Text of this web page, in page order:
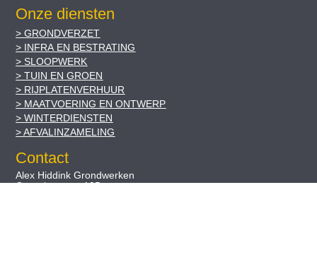
Onze diensten
>GRONDVERZET
> INFRA EN BESTRATING
> SLOOPWERK
>TUIN EN GROEN
> RIJPLATENVERHUUR
> MAATVOERING EN ONTWERP
>WINTERDIENSTEN
>AFVALINZAMELING
Contact
Alex Hiddink Grondwerken
Groenloseweg 125